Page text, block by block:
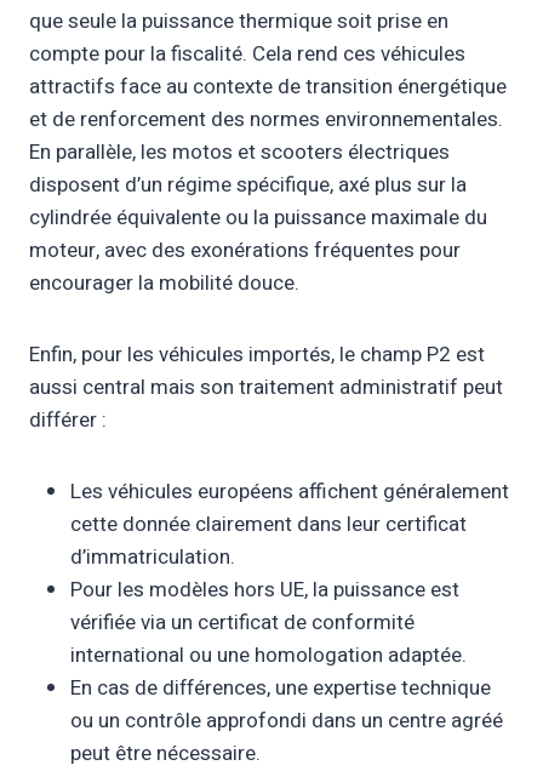
que seule la puissance thermique soit prise en
compte pour la fiscalité. Cela rend ces véhicules
attractifs face au contexte de transition énergétique
et de renforcement des normes environnementales.
En parallèle, les motos et scooters électriques
disposent d’un régime spécifique, axé plus sur la
cylindrée équivalente ou la puissance maximale du
moteur, avec des exonérations fréquentes pour
encourager la mobilité douce.
Enfin, pour les véhicules importés, le champ P2 est
aussi central mais son traitement administratif peut
différer :
Les véhicules européens affichent généralement
cette donnée clairement dans leur certificat
d’immatriculation.
Pour les modèles hors UE, la puissance est
vérifiée via un certificat de conformité
international ou une homologation adaptée.
En cas de différences, une expertise technique
ou un contrôle approfondi dans un centre agréé
peut être nécessaire.